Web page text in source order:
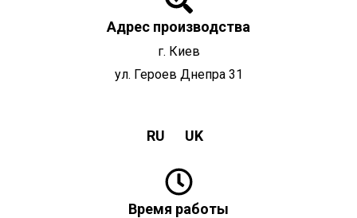
Адрес производства
г. Киев
ул. Героев Днепра 31
RU UK
Время работы